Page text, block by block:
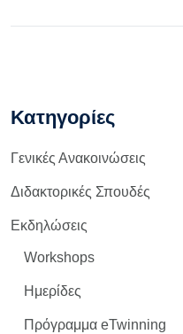
Κατηγορίες
Γενικές Ανακοινώσεις
Διδακτορικές Σπουδές
Εκδηλώσεις
Workshops
Ημερίδες
Πρόγραμμα eTwinning